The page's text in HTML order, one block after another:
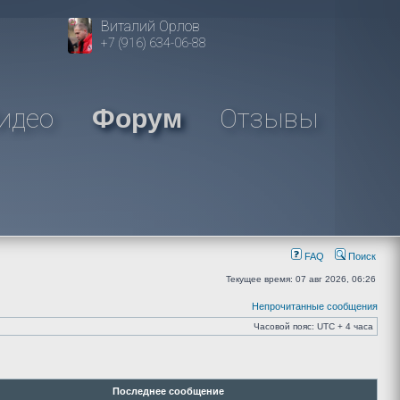
Виталий Орлов
+7 (916) 634-06-88
Форум Отзывы
FAQ Поиск
Текущее время: 07 авг 2026, 06:26
Непрочитанные сообщения
Часовой пояс: UTC + 4 часа
Последнее сообщение